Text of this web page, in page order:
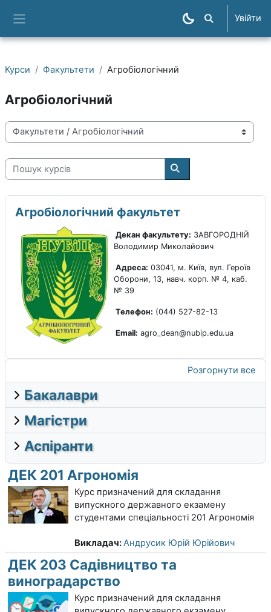
Пошук курсів
Увійти
Курси Факультети Агробіологічний
Агробіологічний
Категорії курсів
Пошук курсів
Пошук курсів
Агробіологічний факультет
Декан факультету: ЗАВГОРОДНІЙ
Володимир Миколайович
Адреса: 03041, м. Київ, вул. Героїв
Оборони, 13, навч. корп. № 4, каб.
№ 39
Телефон: (044) 527-82-13
Email: agro_dean@nubip.edu.ua
Розгорнути все
Бакалаври
Магістри
Аспіранти
ДЕК 201 Агрономія
Курс призначений для складання
випускного державного екзамену
студентами спеціальності 201 Агрономія
Викладач:Андрусик Юрій Юрійович
ДЕК 203 Садівництво та
виноградарство
Курс призначений для складання